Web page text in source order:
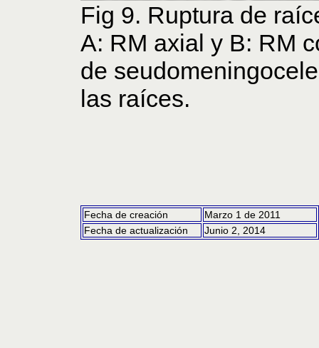
Fig 9. Ruptura de
A: RM axial y B: RM
de
las raíces.
Fecha de creación
Marzo 1 de 2011
Fecha de actualización
Junio 2, 2014